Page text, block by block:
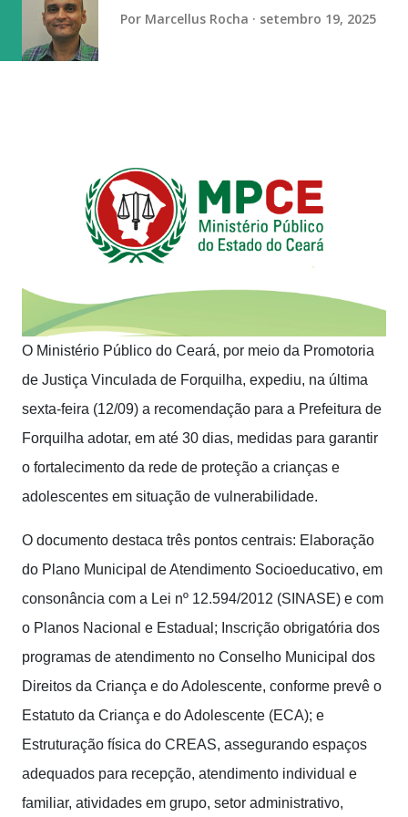
Por Marcellus Rocha setembro 19, 2025
O Ministério Público do Ceará, por meio da Promotoria
de Justiça Vinculada de Forquilha, expediu, na última
sexta-feira (12/09) a recomendação para a Prefeitura de
Forquilha adotar, em até 30 dias, medidas para garantir
o fortalecimento da rede de proteção a crianças e
adolescentes em situação de vulnerabilidade.
O documento destaca três pontos centrais: Elaboração
do Plano Municipal de Atendimento Socioeducativo, em
consonância com a Lei nº 12.594/2012 (SINASE) e com
o Planos Nacional e Estadual; Inscrição obrigatória dos
programas de atendimento no Conselho Municipal dos
Direitos da Criança e do Adolescente, conforme prevê o
Estatuto da Criança e do Adolescente (ECA); e
Estruturação física do CREAS, assegurando espaços
adequados para recepção, atendimento individual e
familiar, atividades em grupo, setor administrativo,